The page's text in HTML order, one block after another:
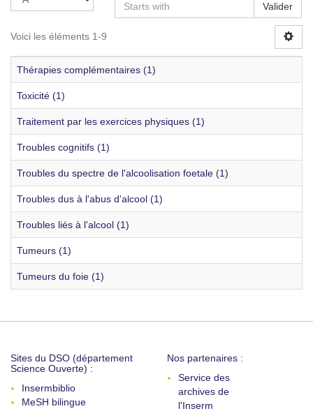
Valider
Voici les éléments 1-9
Thérapies complémentaires (1)
Toxicité (1)
Traitement par les exercices physiques (1)
Troubles cognitifs (1)
Troubles du spectre de l'alcoolisation foetale (1)
Troubles dus à l'abus d'alcool (1)
Troubles liés à l'alcool (1)
Tumeurs (1)
Tumeurs du foie (1)
Sites du DSO (département
Science Ouverte) :
Insermbiblio
MeSH bilingue
Nos partenaires :
Service des
archives de
l'Inserm